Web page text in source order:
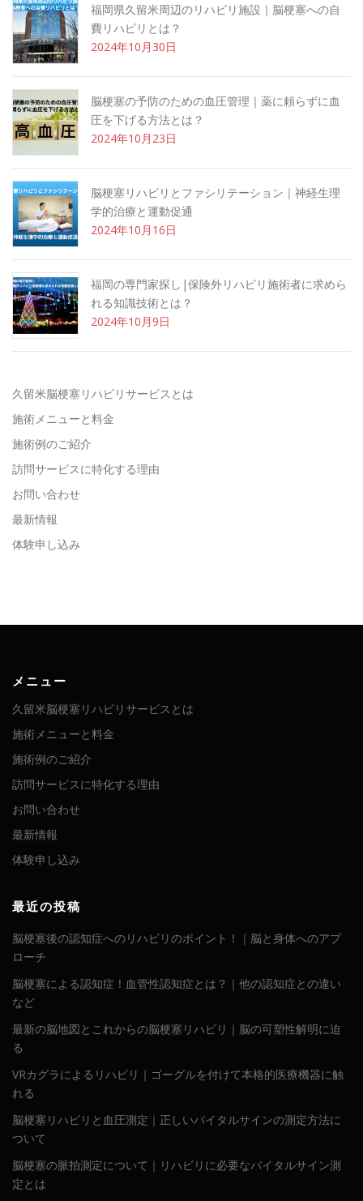
福岡県久留米周辺のリハビリ施設｜脳梗塞への自
費リハビリとは？
2024年10月30日
脳梗塞の予防のための血圧管理｜薬に頼らずに血
圧を下げる方法とは？
2024年10月23日
脳梗塞リハビリとファシリテーション｜神経生理
学的治療と運動促通
2024年10月16日
福岡の専門家探し|保険外リハビリ施術者に求めら
れる知識技術とは？
2024年10月9日
久留米脳梗塞リハビリサービスとは
施術メニューと料金
施術例のご紹介
訪問サービスに特化する理由
お問い合わせ
最新情報
体験申し込み
メニュー
久留米脳梗塞リハビリサービスとは
施術メニューと料金
施術例のご紹介
訪問サービスに特化する理由
お問い合わせ
最新情報
体験申し込み
最近の投稿
脳梗塞後の認知症へのリハビリのポイント！｜脳と身体へのアプ
ローチ
脳梗塞による認知症！血管性認知症とは？｜他の認知症との違い
など
最新の脳地図とこれからの脳梗塞リハビリ｜脳の可塑性解明に迫
る
VRカグラによるリハビリ｜ゴーグルを付けて本格的医療機器に触
れる
脳梗塞リハビリと血圧測定｜正しいバイタルサインの測定方法に
ついて
脳梗塞の脈拍測定について｜リハビリに必要なバイタルサイン測
定とは